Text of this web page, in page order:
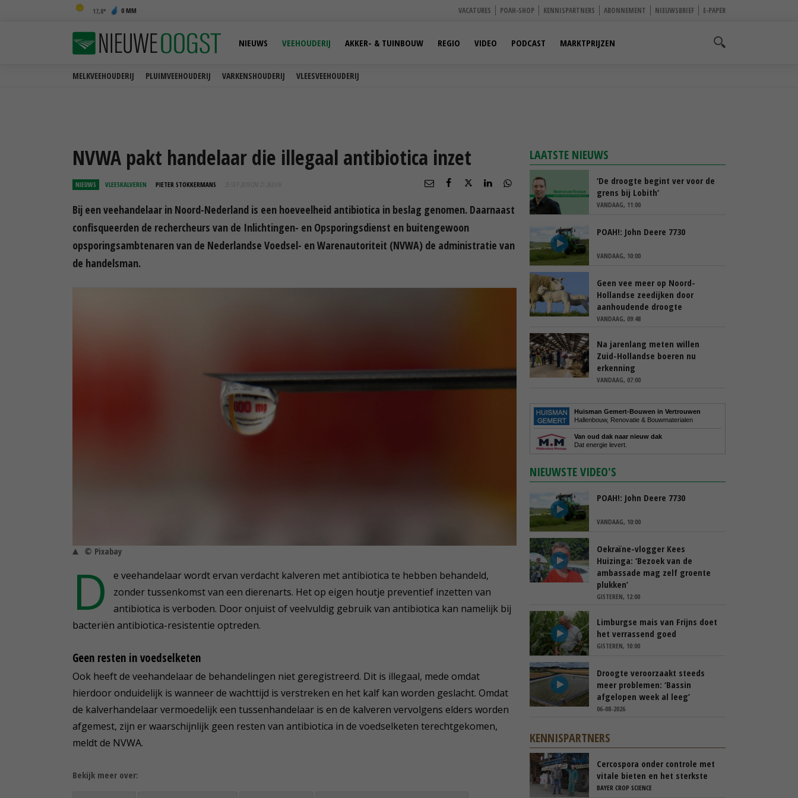
17,8 0 MM VACATURES POAH-SHOP KENNISPARTNERS ABONNEMENT NIEUWSBRIEF E-PAPER
MELKVEEHOUDERIJ PLUIMVEEHOUDERIJ VARKENSHOUDERIJ VLEESVEEHOUDERIJ
NIEUWS VEEHOUDERIJ AKKER- & TUINBOUW REGIO VIDEO PODCAST MARKTPRIJZEN
NVWA pakt handelaar die illegaal antibiotica inzet
NIEUWS VLEESKALVEREN PIETER STOKKERMANS 25 SEP 2019 OM 21:26
Bij een veehandelaar in Noord-Nederland is een hoeveelheid antibiotica in beslag genomen. Daarnaast
confisqueerden de rechercheurs van de Inlichtingen- en Opsporingsdienst en buitengewoon
opsporingsambtenaren van de Nederlandse Voedsel- en Warenautoriteit (NVWA) de administratie van
de handelsman.
© Pixabay
D
e veehandelaar wordt ervan verdacht kalveren met antibiotica te hebben behandeld,
zonder tussenkomst van een dierenarts. Het op eigen houtje preventief inzetten van
antibiotica is verboden. Door onjuist of veelvuldig gebruik van antibiotica kan namelijk bij
bacteriën antibiotica-resistentie optreden.
Geen resten in voedselketen
Ook heeft de veehandelaar de behandelingen niet geregistreerd. Dit is illegaal, mede omdat
hierdoor onduidelijk is wanneer de wachttijd is verstreken en het kalf kan worden geslacht. Omdat
de kalverhandelaar vermoedelijk een tussenhandelaar is en de kalveren vervolgens elders worden
afgemest, zijn er waarschijnlijk geen resten van antibiotica in de voedselketen terechtgekomen,
meldt de NVWA.
Bekijk meer over:
LAATSTE NIEUWS
‘De droogte begint ver voor de
grens bij Lobith’
VANDAAG, 11:00
POAH!: John Deere 7730
VANDAAG, 10:00
Geen vee meer op Noord-
Hollandse zeedijken door
aanhoudende droogte
VANDAAG, 09:48
Na jarenlang meten willen
Zuid-Hollandse boeren nu
erkenning
VANDAAG, 07:00
Huisman Gemert-Bouwen in Vertrouwen
Hallenbouw, Renovatie & Bouwmaterialen
Van oud dak naar nieuw dak
Dat energie levert.
NIEUWSTE VIDEO'S
POAH!: John Deere 7730
VANDAAG, 10:00
Oekraïne-vlogger Kees
Huizinga: ‘Bezoek van de
ambassade mag zelf groente
plukken’
GISTEREN, 12:00
Limburgse mais van Frijns doet
het verrassend goed
GISTEREN, 10:00
Droogte veroorzaakt steeds
meer problemen: ‘Bassin
afgelopen week al leeg’
06-08-2026
KENNISPARTNERS
Cercospora onder controle met
vitale bieten en het sterkste
spuitschema
BAYER CROP SCIENCE